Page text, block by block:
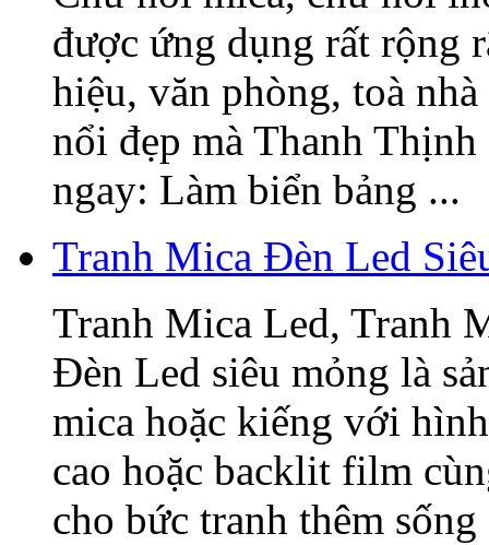
được ứng dụng rất rộng
hiệu, văn phòng, toà
nổi đẹp mà Thanh
ngay: Làm biển bảng ...
Tranh Mica Đèn Led
Tranh Mica Led, Tranh
Đèn Led siêu mỏng là
mica hoặc kiếng với
cao hoặc backlit film
cho bức tranh thêm